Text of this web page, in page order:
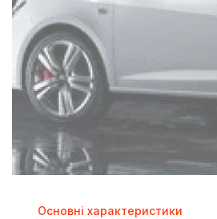
Основні характеристики